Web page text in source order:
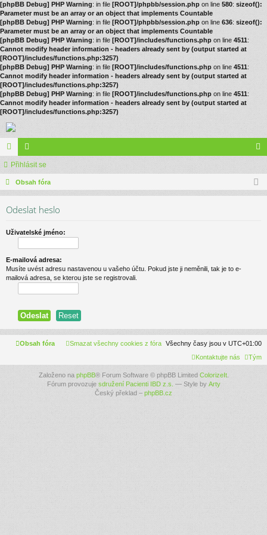
[phpBB Debug] PHP Warning: in file [ROOT]/phpbb/session.php on line 580: sizeof():
Parameter must be an array or an object that implements Countable
[phpBB Debug] PHP Warning: in file [ROOT]/phpbb/session.php on line 636: sizeof():
Parameter must be an array or an object that implements Countable
[phpBB Debug] PHP Warning: in file [ROOT]/includes/functions.php on line 4511:
Cannot modify header information - headers already sent by (output started at
[ROOT]/includes/functions.php:3257)
[phpBB Debug] PHP Warning: in file [ROOT]/includes/functions.php on line 4511:
Cannot modify header information - headers already sent by (output started at
[ROOT]/includes/functions.php:3257)
[phpBB Debug] PHP Warning: in file [ROOT]/includes/functions.php on line 4511:
Cannot modify header information - headers already sent by (output started at
[ROOT]/includes/functions.php:3257)
ór
a
le
no lá
Přihlásit se
Obsah fóra
Odeslat heslo
Uživatelské jméno:
E-mailová adresa:
Musíte uvést adresu nastavenou u vašeho účtu. Pokud jste ji neměnili, tak je to e-
mailová adresa, se kterou jste se registrovali.
Obsah fóra Všechny časy jsou v UTC+01:00
Smazat všechny cookies z fóra
Tým
Kontaktujte nás
Založeno na phpBB® Forum Software © phpBB Limited ColorizeIt.
Fórum provozuje sdružení Pacienti IBD z.s. — Style by Arty
Český překlad – phpBB.cz